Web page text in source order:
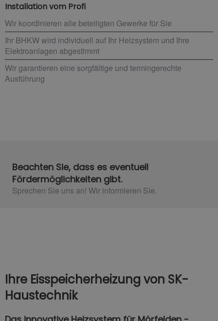
Installation vom Profi
Wir koordinieren alle beteiligten Gewerke für Sie
Ihr BHKW wird individuell auf Ihr Heizsystem und Ihre
Elektroanlagen abgestimmt
Wir garantieren eine sorgfältige und termingerechte
Ausführung
Beachten Sie, dass es eventuell
Fördermöglichkeiten gibt.
Sprechen Sie uns an! Wir informieren Sie.​
Ihre Eisspeicherheizung von SK-
Haustechnik